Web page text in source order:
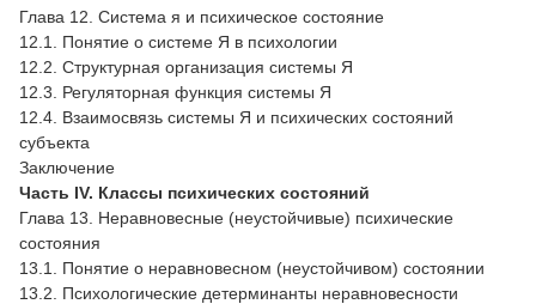
Глава 12. Система я и психическое состояние
12.1. Понятие о системе Я в психологии
12.2. Структурная организация системы Я
12.3. Регуляторная функция системы Я
12.4. Взаимосвязь системы Я и психических состояний
субъекта
Заключение
Часть IV. Классы психических состояний
Глава 13. Неравновесные (неустойчивые) психические
состояния
13.1. Понятие о неравновесном (неустойчивом) состоянии
13.2. Психологические детерминанты неравновесности